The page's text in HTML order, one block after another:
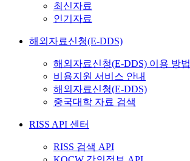
최신자료
인기자료
해외자료신청(E-DDS)
해외자료신청(E-DDS) 이용 방법
비용지원 서비스 안내
해외자료신청(E-DDS)
중국대학 자료 검색
RISS API 센터
RISS 검색 API